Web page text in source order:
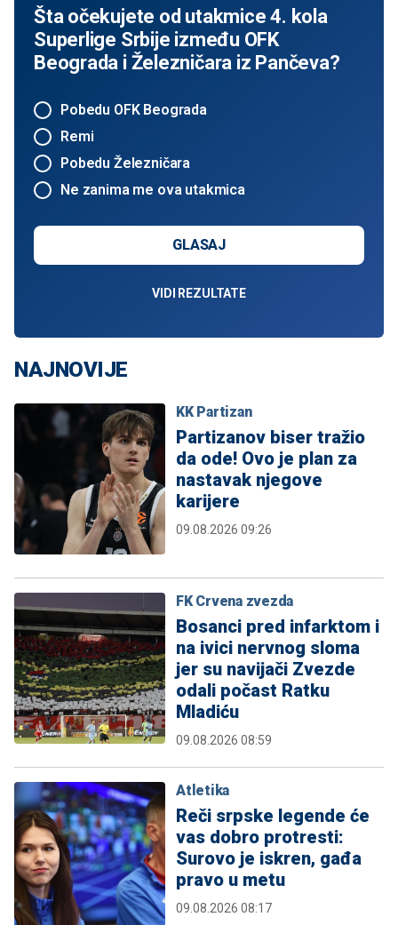
Šta očekujete od utakmice 4. kola
Superlige Srbije između OFK
Beograda i Železničara iz Pančeva?
Pobedu OFK Beograda
Remi
Pobedu Železničara
Ne zanima me ova utakmica
GLASAJ
VIDI REZULTATE
NAJNOVIJE
KK Partizan
Partizanov biser tražio
da ode! Ovo je plan za
nastavak njegove
karijere
09.08.2026 09:26
FK Crvena zvezda
Bosanci pred infarktom i
na ivici nervnog sloma
jer su navijači Zvezde
odali počast Ratku
Mladiću
09.08.2026 08:59
Atletika
Reči srpske legende će
vas dobro protresti:
Surovo je iskren, gađa
pravo u metu
09.08.2026 08:17